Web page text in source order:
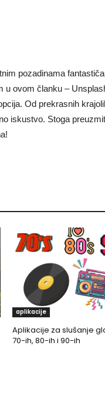
pozadinama
u ovom članku –
Od prekrasnih
iskustvo. Stoga
aplikacije
Aplikacije za slušanje
70-ih, 80-ih i 90-ih